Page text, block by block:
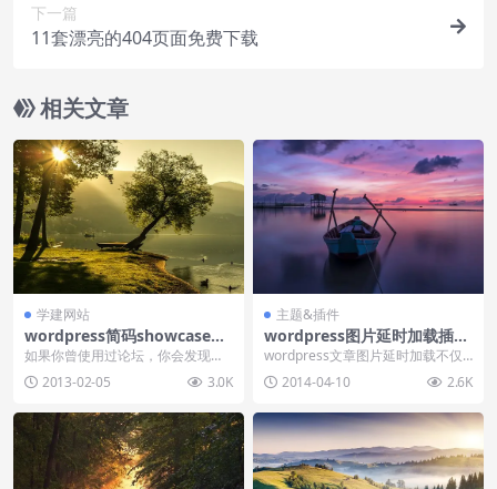
下一篇
11套漂亮的404页面免费下载
相关文章
学建网站
wordpress简码showcase应
用
如果你曾使用过论坛，你会发现论
坛发帖有一套属于自己的编码，是
不同于html代码的...
2013-02-05 3.0K
主题&插件
wordpress图片延时加载插件
jQuery Image Lazy Load W
P
wordpress文章图片延时加载不仅
可以提高网页加载速度，还可以节
省宽带，主要...
2014-04-10 2.6K